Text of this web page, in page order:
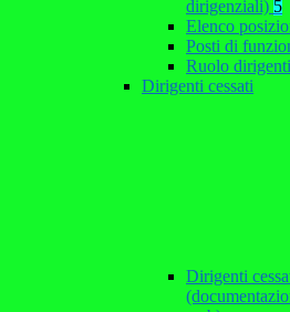
dirigenziali) 5
Elenco
Posti di
Ruolo dirigenti
Dirigenti cessati
Dirigenti